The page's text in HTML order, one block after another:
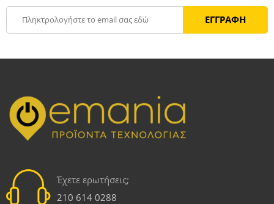
Έχετε ερωτήσεις;
210 614 0288